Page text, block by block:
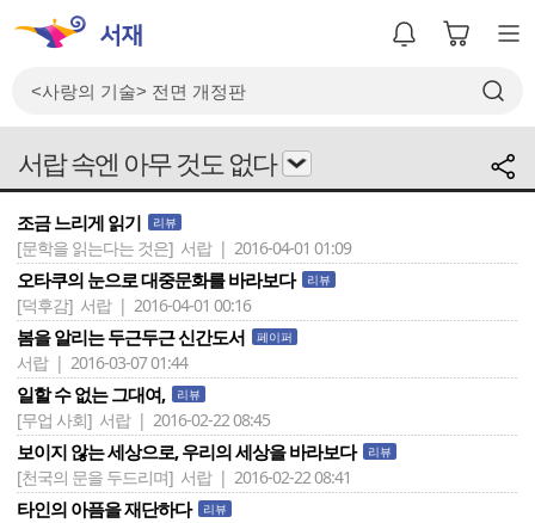
서랍 속엔 아무 것도 없다
조금 느리게 읽기 리뷰
[문학을 읽는다는 것은] 서랍 | 2016-04-01 01:09
오타쿠의 눈으로 대중문화를 바라보다 리뷰
[덕후감] 서랍 | 2016-04-01 00:16
봄을 알리는 두근두근 신간도서 페이퍼
서랍 | 2016-03-07 01:44
일할 수 없는 그대여, 리뷰
[무업 사회] 서랍 | 2016-02-22 08:45
보이지 않는 세상으로, 우리의 세상을 바라보다 리뷰
[천국의 문을 두드리며] 서랍 | 2016-02-22 08:41
타인의 아픔을 재단하다 리뷰